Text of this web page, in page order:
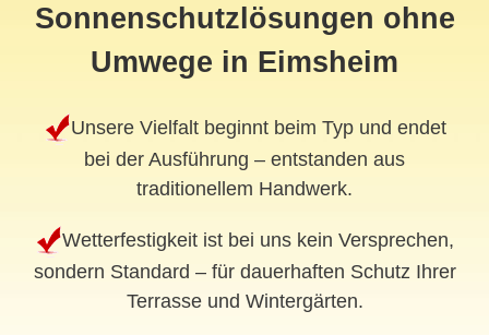
Sonnenschutzlösungen ohne
Umwege in Eimsheim
Unsere Vielfalt beginnt beim Typ und endet
bei der Ausführung – entstanden aus
traditionellem Handwerk.
Wetterfestigkeit ist bei uns kein Versprechen,
sondern Standard – für dauerhaften Schutz Ihrer
Terrasse und Wintergärten.